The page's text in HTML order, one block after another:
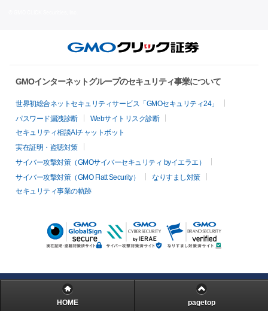
GMOインターネットグループのセキュリティ事業について
世界初総合ネットセキュリティサービス「GMOセキュリティ24」
パスワード漏洩診断
Webサイトリスク診断
セキュリティ相談AIチャットボット
実在証明・盗聴対策
サイバー攻撃対策（GMOサイバーセキュリティ byイエラエ）
サイバー攻撃対策（GMO Flatt Security）
なりすまし対策
セキュリティ事業の軌跡
HOME pagetop